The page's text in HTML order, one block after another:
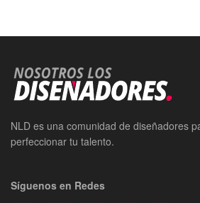
NLD es una comunidad de diseñadores
perfeccionar tu talento.
Síguenos en Redes